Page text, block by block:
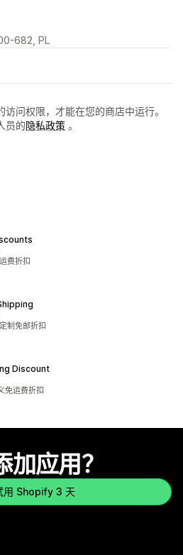
682, PL
问权限，才能在您的商店中运行。
员的隐私政策 。
费折扣
制免邮折扣
Discount
免运费折扣
加应用？
用 Shopify 3 天